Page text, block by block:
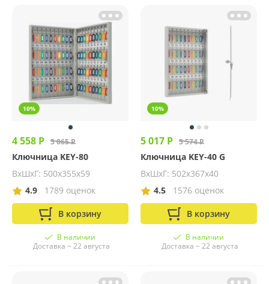
10%
4 558 Р 5 065 Р
Ключница KEY-80
ВхШхГ: 500х355х59
4.9
1789 оценок
В корзину
В наличии
Доставка ~ 22 августа
10%
5 017 Р 5 574 Р
Ключница KEY-40 G
ВхШхГ: 502х367х40
4.5
1576 оценок
В корзину
В наличии
Доставка ~ 22 августа